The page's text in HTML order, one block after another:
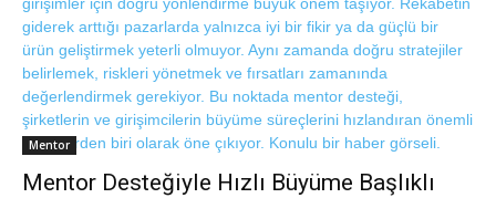
Mentor
Mentor Desteğiyle Hızlı Büyüme Başlıklı